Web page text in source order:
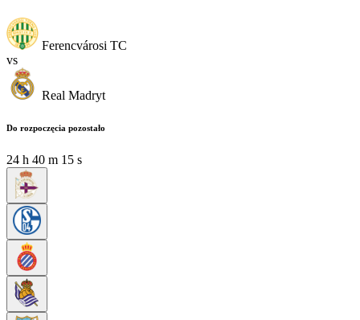
Ferencvárosi TC
vs
Real Madryt
Do rozpoczęcia pozostało
24 h 40 m 14 s